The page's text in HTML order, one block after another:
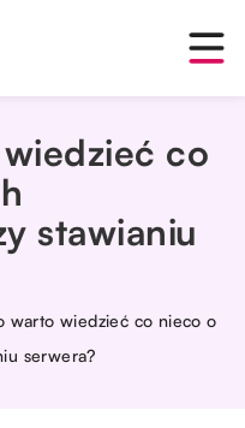
co
stawianiu
warto wiedzieć co nieco o
serwera?